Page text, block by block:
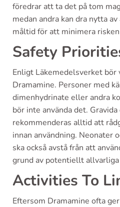
föredrar att ta det på tom
medan andra kan dra nytta
måltid för att minimera
Safety
Enligt Läkemedelsverket bör
Dramamine. Personer med
dimenhydrinate eller andra
bör inte använda det.
rekommenderas alltid att
innan användning. Neonater
ska också avstå från att
grund av potentiellt
Activities To
Eftersom Dramamine ofta